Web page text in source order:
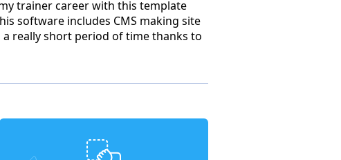
trainer career with this template
software includes CMS making site
really short period of time thanks to